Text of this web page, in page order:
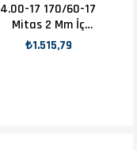
4.00-17 170/60-17
Mitas 2 Mm İç
Lastik
₺1.515,79